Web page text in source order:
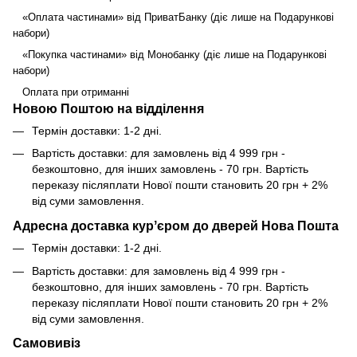
«Оплата частинами» від ПриватБанку (діє лише на Подарункові
набори)
«Покупка частинами» від Монобанку (діє лише на Подарункові
набори)
Оплата при отриманні
Новою Поштою на відділення
Термін доставки: 1-2 дні.
Вартість доставки: для замовлень від 4 999 грн -
безкоштовно, для інших замовлень - 70 грн. Вартість
переказу післяплати Нової пошти становить 20 грн + 2%
від суми замовлення.
Адресна доставка курʼєром до дверей Нова Пошта
Термін доставки: 1-2 дні.
Вартість доставки: для замовлень від 4 999 грн -
безкоштовно, для інших замовлень - 70 грн. Вартість
переказу післяплати Нової пошти становить 20 грн + 2%
від суми замовлення.
Самовивіз